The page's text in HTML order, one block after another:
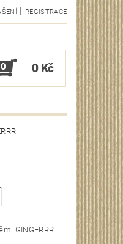
| REGISTRACE
0 0 Kč
GINGERRR